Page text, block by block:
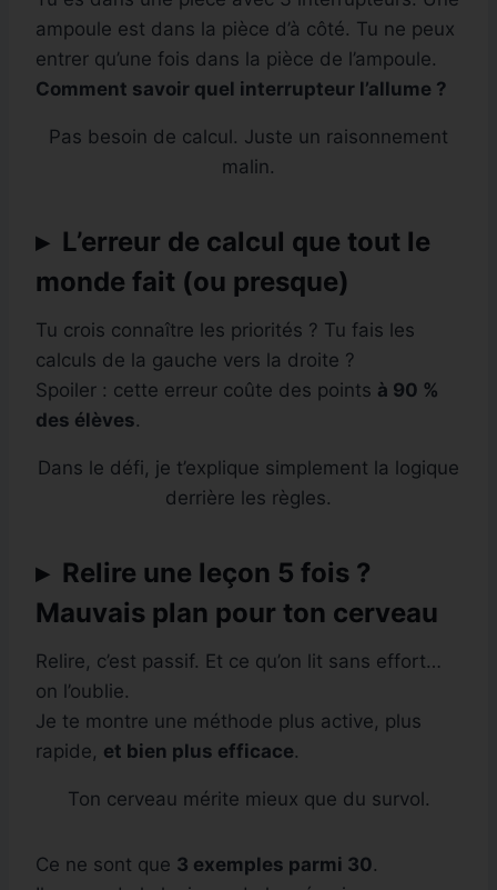
ampoule est dans la pièce d’à côté. Tu ne peux
entrer qu’une fois dans la pièce de l’ampoule.
Comment savoir quel interrupteur l’allume ?
Pas besoin de calcul. Juste un raisonnement
malin.
▸ L’erreur de calcul que tout le
monde fait (ou presque)
Tu crois connaître les priorités ? Tu fais les
calculs de la gauche vers la droite ?
Spoiler : cette erreur coûte des points à 90 %
des élèves.
Dans le défi, je t’explique simplement la logique
derrière les règles.
▸ Relire une leçon 5 fois ?
Mauvais plan pour ton cerveau
Relire, c’est passif. Et ce qu’on lit sans effort…
on l’oublie.
Je te montre une méthode plus active, plus
rapide, et bien plus efficace.
Ton cerveau mérite mieux que du survol.
Ce ne sont que 3 exemples parmi 30.